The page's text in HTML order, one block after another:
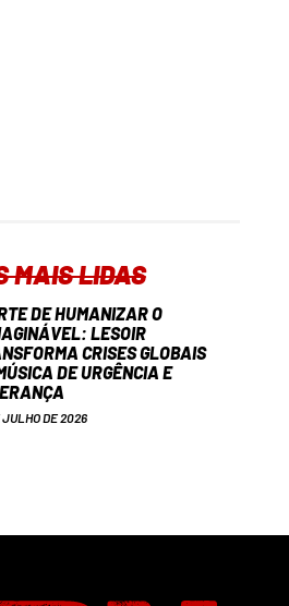
MAIS LIDAS
DE HUMANIZAR O
LESOIR
CRISES GLOBAIS
DE URGÊNCIA E
JULHO DE 2026